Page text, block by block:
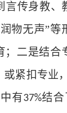
言传身教、
物无声”等
；二是结合
或紧扣专业
有37%结合